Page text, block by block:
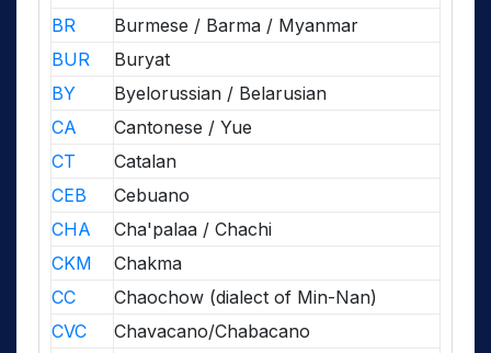
BR
Burmese / Barma / Myanmar
BUR
Buryat
BY
Byelorussian / Belarusian
CA
Cantonese / Yue
CT
Catalan
CEB
Cebuano
CHA
Cha'palaa / Chachi
CKM
Chakma
CC
Chaochow (dialect of Min-Nan)
CVC
Chavacano/Chabacano